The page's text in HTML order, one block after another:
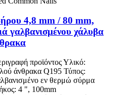
4,8 mm / 80 mm,
γαλβανισμένου χάλυβα
προϊόντος Υλικό:
άνθρακα Q195 Τύπος:
εν θερμώ σύρμα
4 ", 100mm